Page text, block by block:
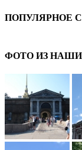
ПОПУЛЯРНОЕ
ФОТО ИЗ